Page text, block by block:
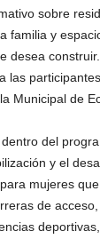
sobre
familia y
desea
las
Municipal de
del
y el
mujeres
de